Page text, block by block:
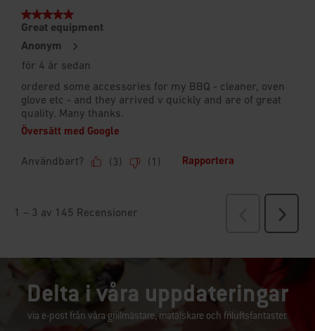
Delta i våra uppdateringar
via e-post från våra grillmästare, matälskare och friluftsfantaster.